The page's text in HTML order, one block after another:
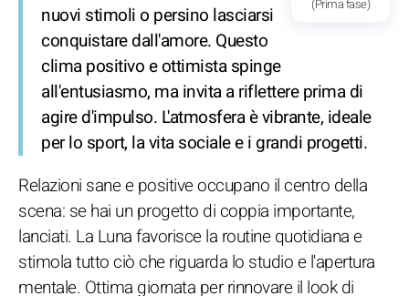
(Prima fase)
nuovi stimoli o persino lasciarsi
conquistare dall'amore. Questo
clima positivo e ottimista spinge
all'entusiasmo, ma invita a riflettere prima di
agire d'impulso. L'atmosfera è vibrante, ideale
per lo sport, la vita sociale e i grandi progetti.
Relazioni sane e positive occupano il centro della
scena: se hai un progetto di coppia importante,
lanciati. La Luna favorisce la routine quotidiana e
stimola tutto ciò che riguarda lo studio e l'apertura
mentale. Ottima giornata per rinnovare il look di